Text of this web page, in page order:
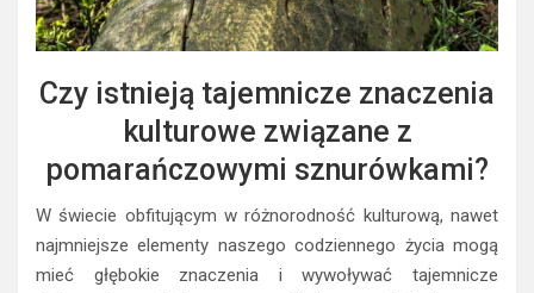
Czy istnieją tajemnicze znaczenia
kulturowe związane z
pomarańczowymi sznurówkami?
W świecie obfitującym w różnorodność kulturową, nawet
najmniejsze elementy naszego codziennego życia mogą
mieć głębokie znaczenia i wywoływać tajemnicze